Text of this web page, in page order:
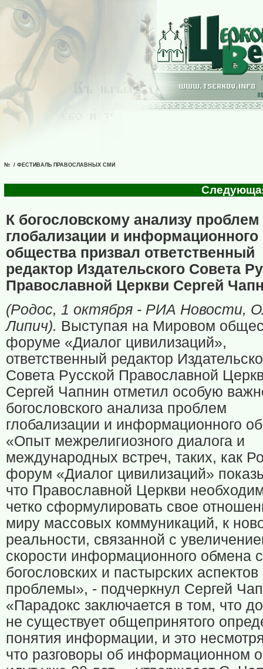
№ / ФЕСТИВАЛЬ ПРАВОСЛАВНЫХ СМИ
К богословскому анализу проблем
глобализации и информационного
общества призвал ответственный
редактор Издательского Совета
Православной Церкви Сергей
(Родос, 1 октября - РИА Новости,
Липич). Выступая на Мировом
форуме «Диалог цивилизаций»,
ответственный редактор
Совета Русской Православной
Сергей Чапнин отметил особую
богословского анализа проблем
глобализации и информационного
«Опыт межрелигиозного диалога и
международных встреч, таких, как
форум «Диалог цивилизаций»
что Православной Церкви
четко сформулировать свое
миру массовых коммуникаций, к
реальности, связанной с
скорости информационного обмена
богословских и пастырских аспектов
проблемы», - подчеркнул Сергей
«Парадокс заключается в том, что
не существует общепринятого
понятия информации, и это
что разговоры об информационном